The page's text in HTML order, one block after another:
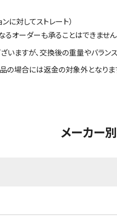
に対してストレート）
るオーダーも承ることはできません
いますが、交換後の重量やバラン
の場合には返金の対象外となりま
メーカー